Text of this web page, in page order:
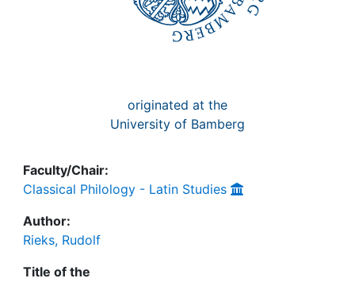
originated at the
University of Bamberg
Faculty/Chair:
Classical Philology - Latin Studies
Author:
Rieks, Rudolf
Title of the